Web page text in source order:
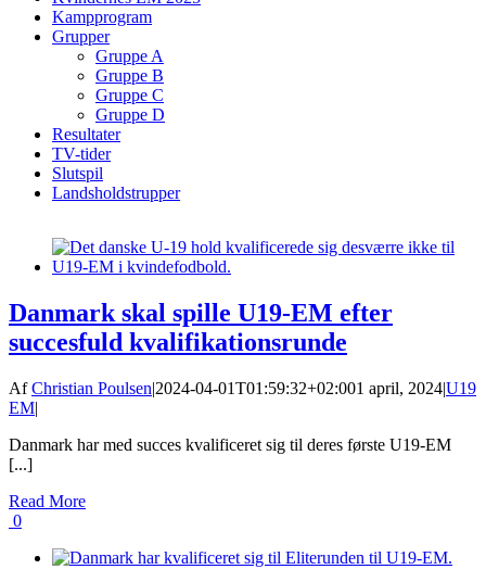
Kampprogram
Grupper
Gruppe A
Gruppe B
Gruppe C
Gruppe D
Resultater
TV-tider
Slutspil
Landsholdstrupper
Danmark skal spille U19-EM efter
succesfuld kvalifikationsrunde
AfChristian Poulsen|2024-04-01T01:59:32+02:001 april, 2024|U19
EM|
Danmark har med succes kvalificeret sig til deres første U19-EM
[...]
Read More
0